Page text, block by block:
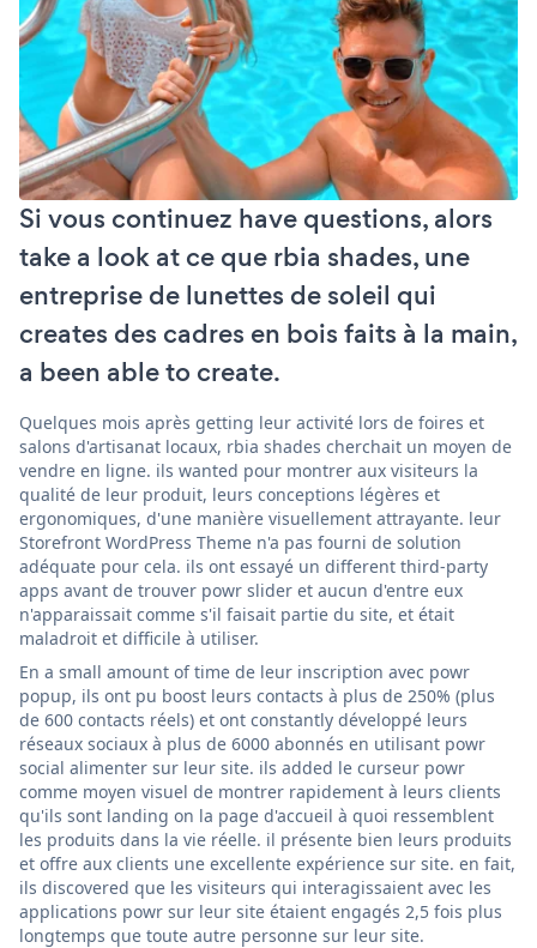
Si vous continuez have questions, alors
take a look at ce que rbia shades, une
entreprise de lunettes de soleil qui
creates des cadres en bois faits à la main,
a been able to create.
Quelques mois après getting leur activité lors de foires et
salons d'artisanat locaux, rbia shades cherchait un moyen de
vendre en ligne. ils wanted pour montrer aux visiteurs la
qualité de leur produit, leurs conceptions légères et
ergonomiques, d'une manière visuellement attrayante. leur
Storefront WordPress Theme n'a pas fourni de solution
adéquate pour cela. ils ont essayé un different third-party
apps avant de trouver powr slider et aucun d'entre eux
n'apparaissait comme s'il faisait partie du site, et était
maladroit et difficile à utiliser.
En a small amount of time de leur inscription avec powr
popup, ils ont pu boost leurs contacts à plus de 250% (plus
de 600 contacts réels) et ont constantly développé leurs
réseaux sociaux à plus de 6000 abonnés en utilisant powr
social alimenter sur leur site. ils added le curseur powr
comme moyen visuel de montrer rapidement à leurs clients
qu'ils sont landing on la page d'accueil à quoi ressemblent
les produits dans la vie réelle. il présente bien leurs produits
et offre aux clients une excellente expérience sur site. en fait,
ils discovered que les visiteurs qui interagissaient avec les
applications powr sur leur site étaient engagés 2,5 fois plus
longtemps que toute autre personne sur leur site.